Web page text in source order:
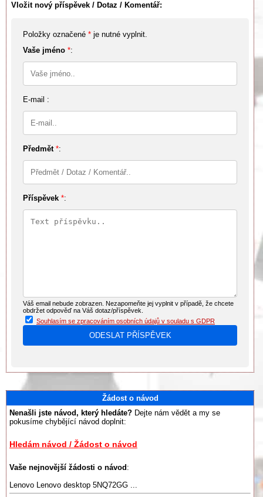
Vložit nový příspěvek / Dotaz / Komentář:
Položky označené * je nutné vyplnit.
Vaše jméno *:
E-mail :
Předmět *:
Příspěvek *:
Váš email nebude zobrazen. Nezapomeňte jej vyplnit v případě, že chcete
obdržet odpověď na Váš dotaz/příspěvek.
Souhlasím se zpracováním osobních údajů v souladu s GDPR
Žádost o návod
Nenašli jste návod, který hledáte? Dejte nám vědět a my se
pokusíme chybějící návod doplnit:
Hledám návod / Žádost o návod
Vaše nejnovější žádosti o návod :
Lenovo Lenovo desktop 5NQ72GG ...